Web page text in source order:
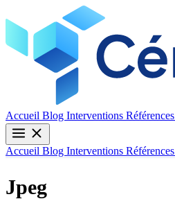
Accueil Blog Interventions Références
Accueil Blog Interventions Références
Jpeg